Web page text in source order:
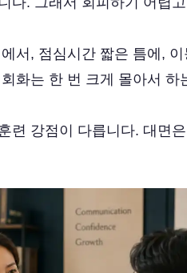
서, 점심시간 짧은 틈에, 이
화는 한 번 크게 몰아서 하
련 강점이 다릅니다. 대면은